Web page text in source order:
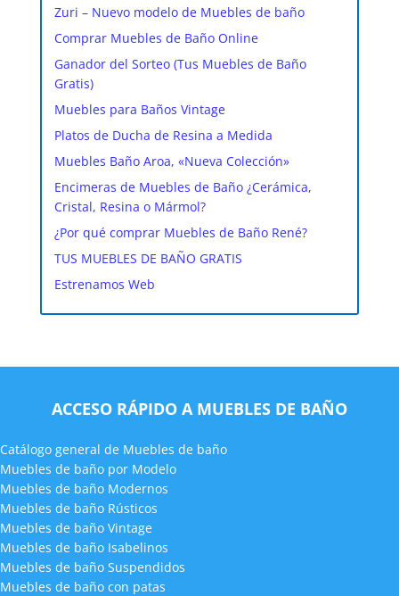
Zuri – Nuevo modelo de Muebles de baño
Comprar Muebles de Baño Online
Ganador del Sorteo (Tus Muebles de Baño
Gratis)
Muebles para Baños Vintage
Platos de Ducha de Resina a Medida
Muebles Baño Aroa, «Nueva Colección»
Encimeras de Muebles de Baño ¿Cerámica,
Cristal, Resina o Mármol?
¿Por qué comprar Muebles de Baño René?
TUS MUEBLES DE BAÑO GRATIS
Estrenamos Web
ACCESO RÁPIDO A MUEBLES DE BAÑO
Catálogo general de Muebles de baño
Muebles de baño por Modelo
Muebles de baño Modernos
Muebles de baño Rústicos
Muebles de baño Vintage
Muebles de baño Isabelinos
Muebles de baño Suspendidos
Muebles de baño con patas